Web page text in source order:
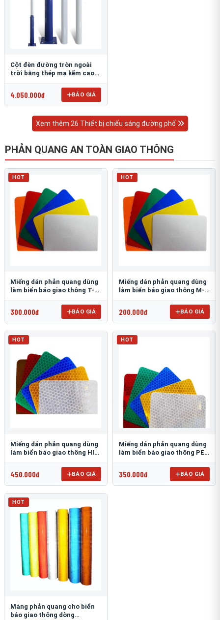
Cột đèn đường tròn ngoài
trời bằng thép mạ kẽm cao
4.050.000đ BÁO GIÁ
Xem thêm 26 Thiết bị chiếu sáng đường phố
PHẢN QUANG AN TOÀN GIAO THÔNG
HOT
Miếng dán phản quang dùng
làm biển báo giao thông T-
300.000đ BÁO GIÁ
HOT
Miếng dán phản quang dùng
làm biển báo giao thông M-
200.000đ BÁO GIÁ
HOT
Miếng dán phản quang dùng
làm biển báo giao thông HIP
450.000đ BÁO GIÁ
HOT
Miếng dán phản quang dùng
làm biển báo giao thông PEG
350.000đ BÁO GIÁ
HOT
Màng phản quang cho biển
báo giao thông dòng